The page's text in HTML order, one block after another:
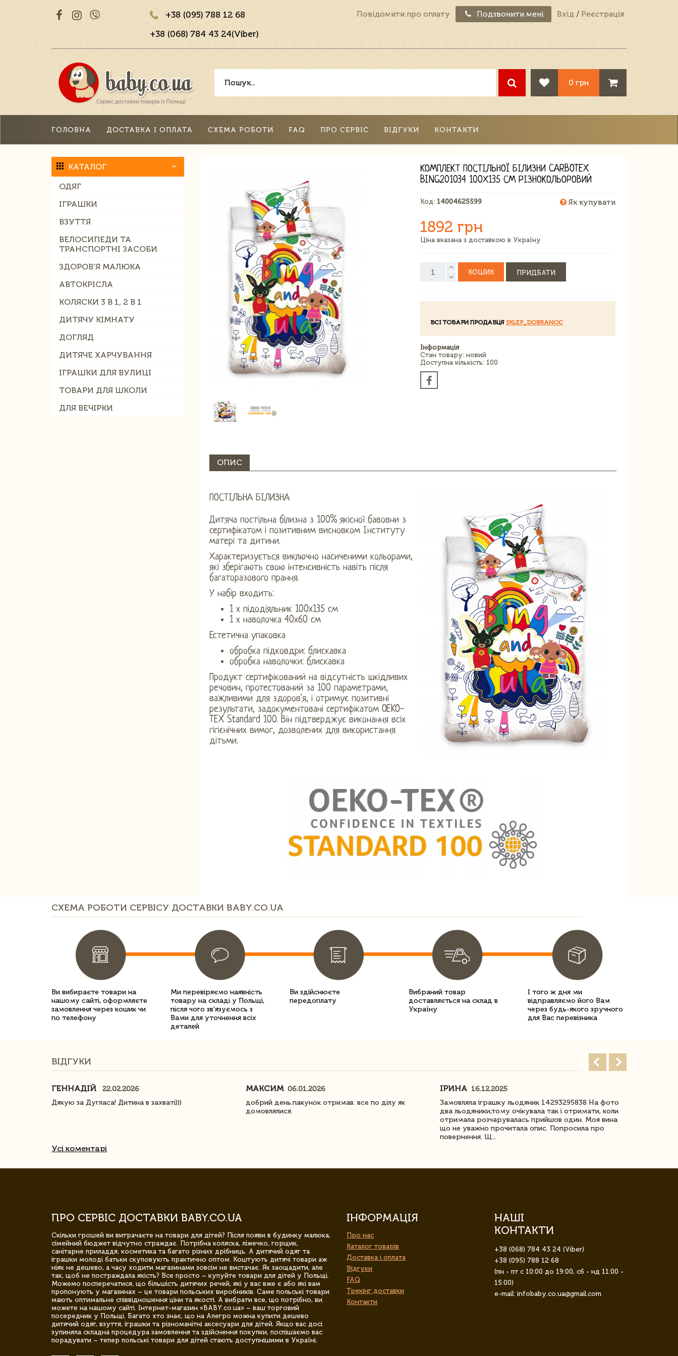
+38 (095) 788 12 68
+38 (068) 784 43 24(Viber)
Повідомити про оплату Подзвонити мені Вхід / Реєстрація
0 грн
ГОЛОВНА ДОСТАВКА І ОПЛАТА СХЕМА РОБОТИ FAQ ПРО СЕРВІС ВІДГУКИ КОНТАКТИ
КАТАЛОГ
ОДЯГ
ІГРАШКИ
ВЗУТТЯ
ВЕЛОСИПЕДИ ТА
ТРАНСПОРТНІ ЗАСОБИ
ЗДОРОВ'Я МАЛЮКА
АВТОКРІСЛА
КОЛЯСКИ 3 В 1, 2 В 1
ДИТЯЧУ КІМНАТУ
ДОГЛЯД
ДИТЯЧЕ ХАРЧУВАННЯ
ІГРАШКИ ДЛЯ ВУЛИЦІ
ТОВАРИ ДЛЯ ШКОЛИ
ДЛЯ ВЕЧІРКИ
КОМПЛЕКТ ПОСТІЛЬНОЇ БІЛИЗНИ CARBOTEX
BING201034 100Х135 СМ РІЗНОКОЛЬОРОВИЙ
Код: 14004625599 Як купувати
1892 грн
Ціна вказана з доставкою в Україну
КОШИК ПРИДБАТИ
ВСІ ТОВАРИ ПРОДАВЦЯSKLEP_DOBRANOC
Інформація
Стан товару: новий
Доступна кількість: 100
ОПИС
ПОСТІЛЬНА БІЛИЗНА
Дитяча постільна білизна з 100% якісної бавовни з
сертифікатом і позитивним висновком Інституту
матері та дитини.
Характеризується виключно насиченими кольорами,
які зберігають свою інтенсивність навіть після
багаторазового прання.
У набір входить:
1 х підодіяльник 100x135 см
1 х наволочка 40х60 см
Естетична упаковка
обробка підковдри: блискавка
обробка наволочки: блискавка
Продукт сертифікований на відсутність шкідливих
речовин, протестований за 100 параметрами,
важливими для здоров'я, і ​​отримує позитивні
результати, задокументовані сертифікатом OEKO-
TEX Standard 100. Він підтверджує виконання всіх
гігієнічних вимог, дозволених для використання
дітьми.
СХЕМА РОБОТИ СЕРВІСУ ДОСТАВКИ BABY.CO.UA
Ви вибираєте товари на
нашому сайті, оформляєте
замовлення через кошик чи
по телефону
Ми перевіряємо наявність
товару на складі у Польщі,
після чого зв'язуємось з
Вами для уточнення всіх
деталей
Ви здійснюєте
передоплату
Вибраний товар
доставляється на склад в
Україну
І того ж дня ми
відправляємо його Вам
через будь-якого зручного
для Вас перевізника
ВІДГУКИ
ГЕННАДІЙ
22.02.2026
Дякую за Дугласа! Дитина в захваті)))
МАКСИМ 06.01.2026
добрий день.пакунок отримав. все по ділу як
домовлялися.
ІРИНА 16.12.2025
Замовляла іграшку льодяник 14293295838 На фото
два льодяники,тому очікувала так і отримати, коли
отримала розчарувалась прийшов один. Моя вина
що не уважно прочитала опис. Попросила про
повернення. Щ...
Усі коментарі
ПРО СЕРВІС ДОСТАВКИ BABY.CO.UA
Скільки грошей ви витрачаєте на товари для дітей? Після появи в будинку малюка,
сімейний бюджет відчутно страждає. Потрібна коляска, ліжечко, горщик,
санітарне приладдя, косметика та багато різних дрібниць. А дитячий одяг та
іграшки молоді батьки скуповують практично оптом. Коштують дитячі товари аж
ніяк не дешево, а часу ходити магазинами зовсім не вистачає. Як заощадити, але
так, щоб не постраждала якість? Все просто – купуйте товари для дітей у Польщі.
Можемо посперечатися, що більшість дитячих речей, які у вас вже є або які вам
пропонують у магазинах – це товари польських виробників. Саме польські товари
мають оптимальне співвідношення ціни та якості. А вибрати все, що потрібно, ви
можете на нашому сайті. Інтернет-магазин «BABY.co.ua» – ваш торговий
посередник у Польщі. Багато хто знає, що на Алегро можна купити дешево
дитячий одяг, взуття, іграшки та різноманітні аксесуари для дітей. Якщо вас досі
зупиняла складна процедура замовлення та здійснення покупки, поспішаємо вас
порадувати – тепер польські товари для дітей стають доступнішими в Україні.
ІНФОРМАЦІЯ
Про нас
Каталог товарів
Доставка і оплата
Відгуки
FAQ
Трекінг доставки
Контакти
НАШІ
КОНТАКТИ
+38 (068) 784 43 24 (Viber)
+38 (095) 788 12 68
(пн - пт с 10:00 до 19:00, сб - нд 11:00 -
15:00)
e-mail: infobaby.co.ua@gmail.com